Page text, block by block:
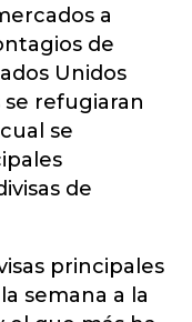
a
de
Unidos
refugiaran
se
de
principales
semana a la